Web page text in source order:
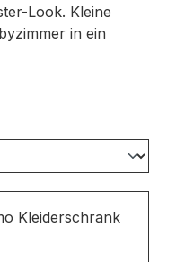
Look. Kleine
in ein